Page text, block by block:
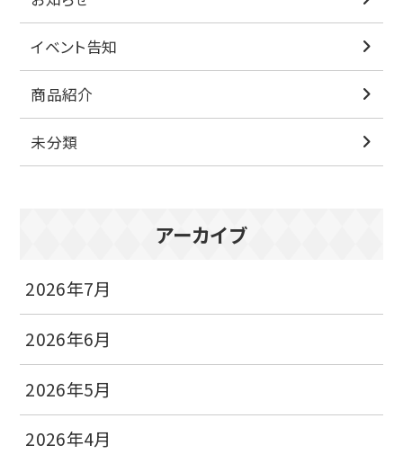
イベント告知
商品紹介
未分類
アーカイブ
2026年7月
2026年6月
2026年5月
2026年4月